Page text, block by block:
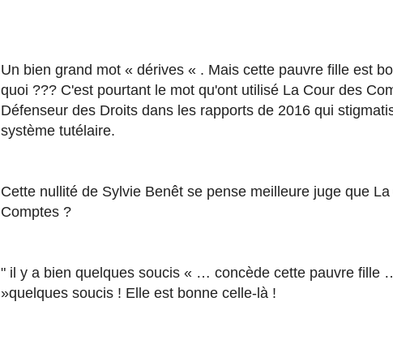
Un bien grand mot « dérives « . Mais cette pauvre fille est
quoi ??? C'est pourtant le mot qu'ont utilisé La Cour des
Défenseur des Droits dans les rapports de 2016 qui
système tutélaire.
Cette nullité de Sylvie Benêt se pense meilleure juge que
Comptes ?
" il y a bien quelques soucis « … concède cette pauvre fille
»quelques soucis ! Elle est bonne celle-là !